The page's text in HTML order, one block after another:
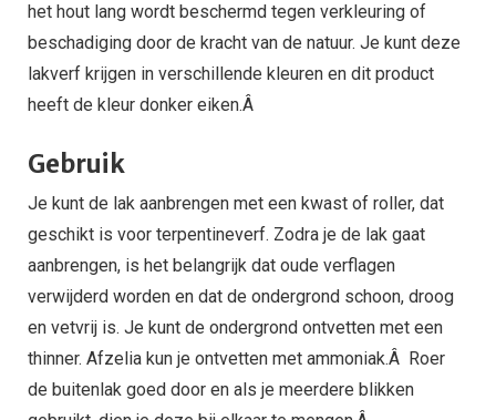
het hout lang wordt beschermd tegen verkleuring of
beschadiging door de kracht van de natuur. Je kunt deze
lakverf krijgen in verschillende kleuren en dit product
heeft de kleur donker eiken.Â
Gebruik
Je kunt de lak aanbrengen met een kwast of roller, dat
geschikt is voor terpentineverf. Zodra je de lak gaat
aanbrengen, is het belangrijk dat oude verflagen
verwijderd worden en dat de ondergrond schoon, droog
en vetvrij is. Je kunt de ondergrond ontvetten met een
thinner. Afzelia kun je ontvetten met ammoniak.Â Roer
de buitenlak goed door en als je meerdere blikken